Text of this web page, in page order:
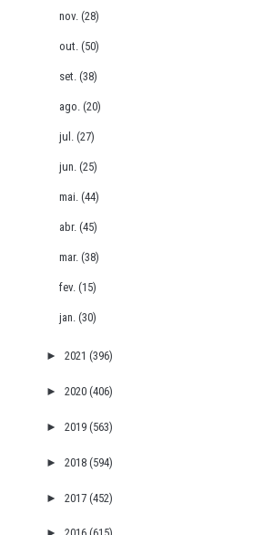
nov.(28)
out.(50)
set.(38)
ago.(20)
jul.(27)
jun.(25)
mai.(44)
abr.(45)
mar.(38)
fev.(15)
jan.(30)
► 2021 (396)
► 2020 (406)
► 2019 (563)
► 2018 (594)
► 2017 (452)